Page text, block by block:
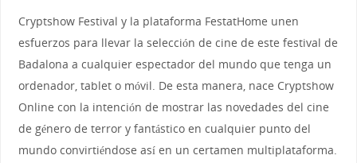
Cryptshow Festival y la plataforma FestatHome unen
esfuerzos para llevar la selección de cine de este festival de
Badalona a cualquier espectador del mundo que tenga un
ordenador, tablet o móvil. De esta manera, nace Cryptshow
Online con la intención de mostrar las novedades del cine
de género de terror y fantástico en cualquier punto del
mundo convirtiéndose así en un certamen multiplataforma.